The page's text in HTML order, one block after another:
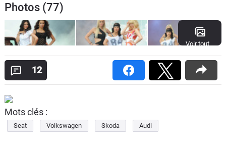
Photos (77)
Voir tout
12
Mots clés :
Seat Volkswagen Skoda Audi